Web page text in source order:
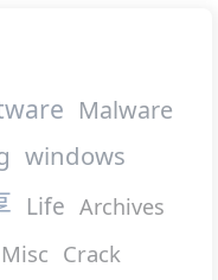
Malware
windows
Life Archives
Misc Crack